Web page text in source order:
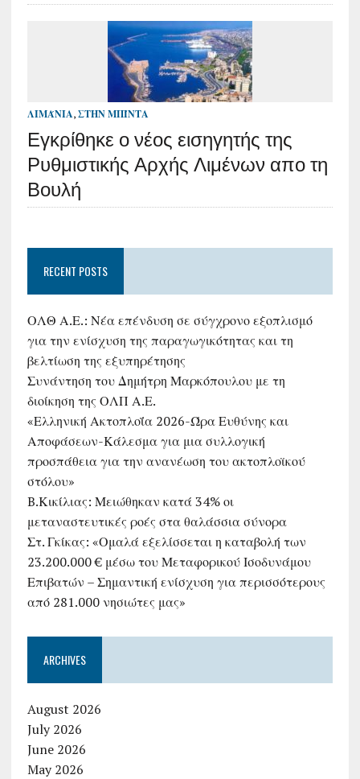
ΛΙΜΆΝΙΑ, ΣΤΗΝ ΜΠΊΝΤΑ
Εγκρίθηκε ο νέος εισηγητής της
Ρυθμιστικής Αρχής Λιμένων απο τη
Βουλή
RECENT POSTS
ΟΛΘ Α.Ε.: Νέα επένδυση σε σύγχρονο εξοπλισμό
για την ενίσχυση της παραγωγικότητας και τη
βελτίωση της εξυπηρέτησης
Συνάντηση του Δημήτρη Μαρκόπουλου με τη
διοίκηση της ΟΛΠ Α.Ε.
«Ελληνική Ακτοπλοΐα 2026-Ώρα Ευθύνης και
Αποφάσεων-Κάλεσμα για μια συλλογική
προσπάθεια για την ανανέωση του ακτοπλοϊκού
στόλου»
B.Κικίλιας: Μειώθηκαν κατά 34% οι
μεταναστευτικές ροές στα θαλάσσια σύνορα
Στ. Γκίκας: «Ομαλά εξελίσσεται η καταβολή των
23.200.000 € μέσω του Μεταφορικού Ισοδυνάμου
Επιβατών – Σημαντική ενίσχυση για περισσότερους
από 281.000 νησιώτες μας»
ARCHIVES
August 2026
July 2026
June 2026
May 2026